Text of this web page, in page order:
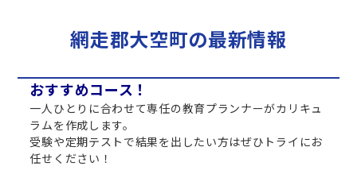
網走郡大空町の最新情報
おすすめコース！
一人ひとりに合わせて専任の教育プランナーがカリキュ
ラムを作成します。
受験や定期テストで結果を出したい方はぜひトライにお
任せください！